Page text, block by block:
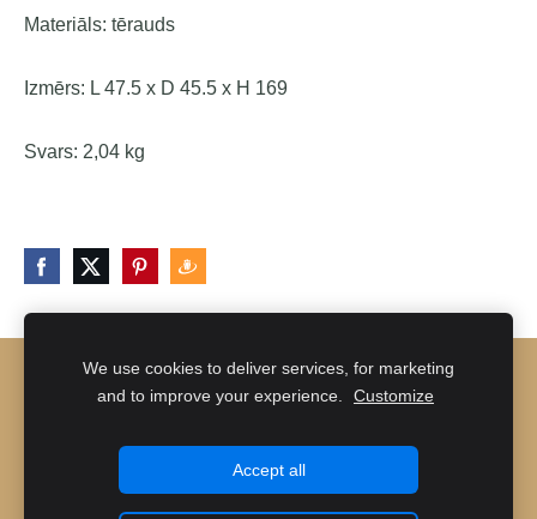
Materiāls: tērauds
Izmērs: L 47.5 x D 45.5 x H 169
Svars: 2,04 kg
KONTAKTI
Veidots arMozello- labo mājas lapu ģeneratoru.
We use cookies to deliver services, for marketing
and to improve your experience.
Customize
Accept all